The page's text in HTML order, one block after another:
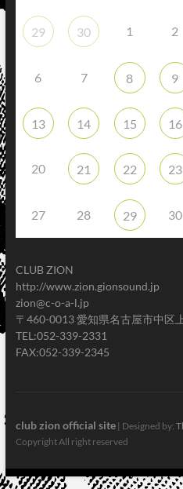
29 30 1 2
6 7 8 9
13 14 15 16
20 21 22 23
27 28 29 30
CLUB ZION
http://www.zion.gionsound.jp
zion@c-o-a-l.jp
〒460-0013 愛知県名古屋市中区
TEL:052-339-2331
FAX:052-339-2345
club zion official site| Designed by:
Copyright All right reserved